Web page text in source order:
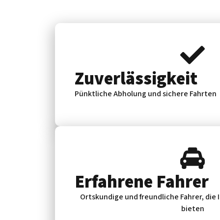
Zuverlässig­keit
Pünktliche Abholung und sichere Fahrten
Erfahrene Fahrer
Ortskundige und freundliche Fahrer, die
bieten